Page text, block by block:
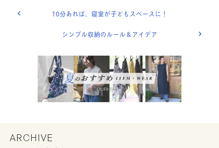
10分あれば、寝室が子どもスペースに！
シンプル収納のルール＆アイデア
ARCHIVE